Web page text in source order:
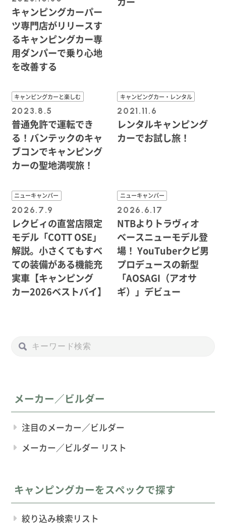
キャンピングカーパー
ツ専門店がリリースす
るキャンピングカー専
用ダンパーで乗り心地
を改善する
キャンピングカーと楽しむ
2023.8.5
普通免許で運転でき
る！バンテックのキャ
ブコンでキャンピング
カーの聖地満喫旅！
キャンピングカー・レンタル
2021.11.6
レンタルキャンピング
カーでお試し旅！
ニューキャンパー
2026.7.9
レクビィの直営店限定
モデル「COTT OSE」
解説。小さくてもすべ
ての装備がある機能充
実車【キャンピング
カー2026ベストバイ】
ニューキャンパー
2026.6.17
NTBよりトラヴィオ
ベースニューモデル登
場！ YouTuberクピ男
プロデュースの新型
「AOSAGI（アオサ
ギ）」デビュー
メーカー／ビルダー
注目のメーカー／ビルダー
メーカー／ビルダー リスト
キャンピングカーをスペックで探す
絞り込み検索リスト